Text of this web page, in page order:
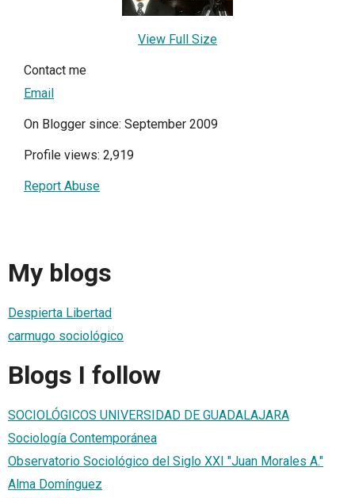
View Full Size
Contact me
Email
On Blogger since: September 2009
Profile views: 2,919
Report Abuse
My blogs
Despierta Libertad
carmugo sociológico
Blogs I follow
SOCIOLÓGICOS UNIVERSIDAD DE GUADALAJARA
Sociología Contemporánea
Observatorio Sociológico del Siglo XXI "Juan Morales A."
Alma Domínguez